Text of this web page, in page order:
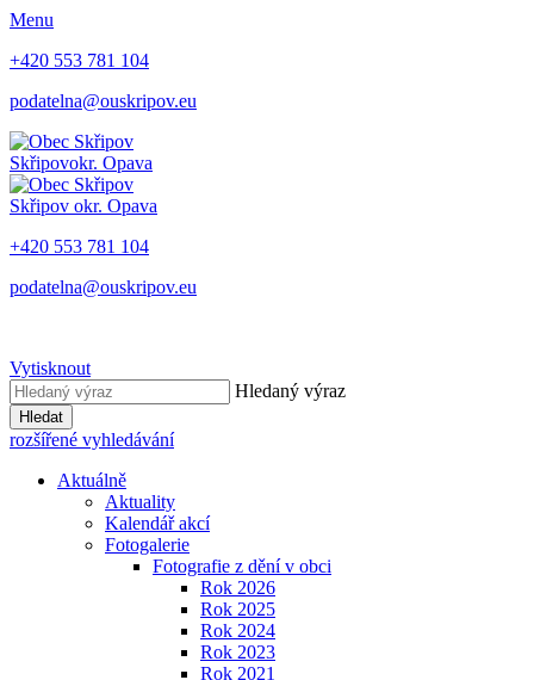
Menu
+420 553 781 104
podatelna@ouskripov.eu
Skřipovokr. Opava
Skřipov okr. Opava
+420 553 781 104
podatelna@ouskripov.eu
Vytisknout
Hledaný výraz
Hledat
rozšířené vyhledávání
Aktuálně
Aktuality
Kalendář akcí
Fotogalerie
Fotografie z dění v obci
Rok 2026
Rok 2025
Rok 2024
Rok 2023
Rok 2021